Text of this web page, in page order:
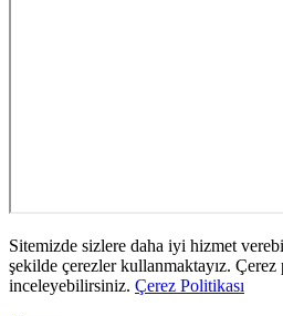
Sitemizde sizlere daha iyi hizmet
şekilde çerezler kullanmaktayız. Çerez
inceleyebilirsiniz. Çerez Politikası